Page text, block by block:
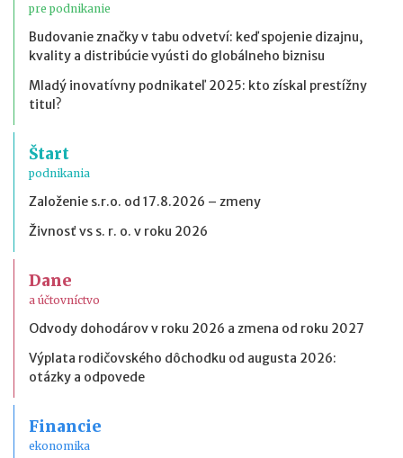
pre podnikanie
Budovanie značky v tabu odvetví: keď spojenie dizajnu,
kvality a distribúcie vyústi do globálneho biznisu
Mladý inovatívny podnikateľ 2025: kto získal prestížny
titul?
Štart
podnikania
Založenie s.r.o. od 17.8.2026 – zmeny
Živnosť vs s. r. o. v roku 2026
Dane
a účtovníctvo
Odvody dohodárov v roku 2026 a zmena od roku 2027
Výplata rodičovského dôchodku od augusta 2026:
otázky a odpovede
Financie
ekonomika